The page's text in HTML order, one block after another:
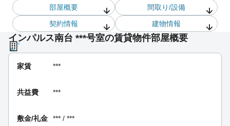
部屋概要
間取り/設備
契約情報
建物情報
インパルス南台 ***号室の賃貸物件部屋概要
家賃 ***
共益費 ***
敷金/礼金 *** / ***